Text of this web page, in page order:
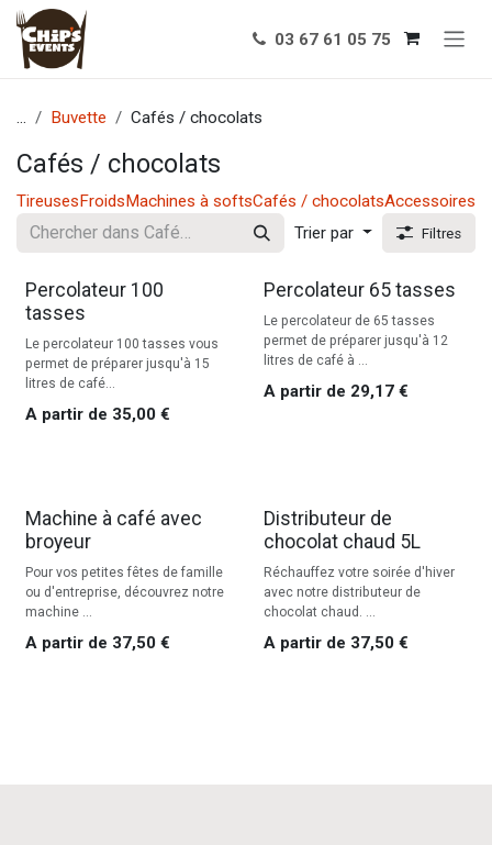
Se rendre au contenu
03 67 61 05 75
... Buvette Cafés / chocolats
Cafés / chocolats
TireusesFroidsMachines à softsCafés / chocolatsAccessoires
Trier par
Filtres
Percolateur 100
tasses
Le percolateur 100 tasses vous
permet de préparer jusqu'à 15
litres de café...
A partir de 35,00 €
Percolateur 65 tasses
Le percolateur de 65 tasses
permet de préparer jusqu'à 12
litres de café à ...
A partir de 29,17€
Machine à café avec
broyeur
Pour vos petites fêtes de famille
ou d'entreprise, découvrez notre
machine ...
A partir de 37,50 €
Distributeur de
chocolat chaud 5L
Réchauffez votre soirée d'hiver
avec notre distributeur de
chocolat chaud. ...
A partir de 37,50€